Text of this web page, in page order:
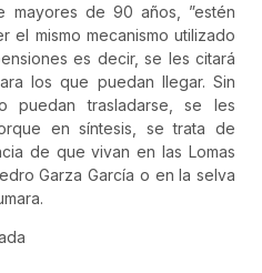
mayores de 90 años, ”estén
el mismo mecanismo utilizado
es decir, se les citará
los que puedan llegar. Sin
puedan trasladarse, se les
en síntesis, se trata de
de que vivan en las Lomas
Garza García o en la selva